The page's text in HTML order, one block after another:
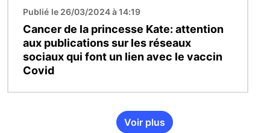
Publié le 26/03/2024 à 14:19
Cancer de la princesse Kate: attention
aux publications sur les réseaux
sociaux qui font un lien avec le vaccin
Covid
Voir plus